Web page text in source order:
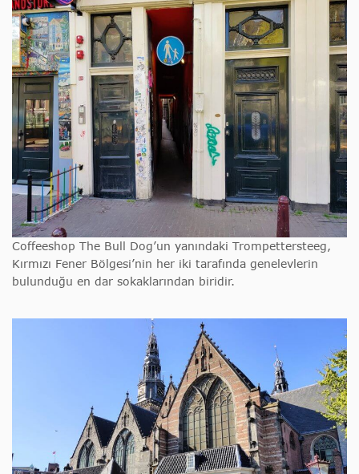
Coffeeshop The Bull Dog’un yanındaki Trompettersteeg,
Kırmızı Fener Bölgesi’nin her iki tarafında genelevlerin
bulunduğu en dar sokaklarından biridir.